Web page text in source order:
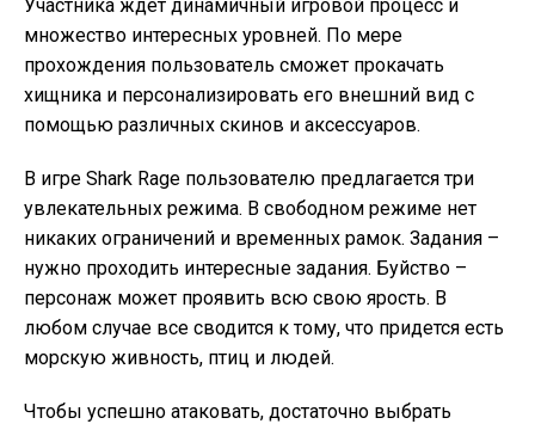
Участника ждет динамичный игровой процесс и
множество интересных уровней. По мере
прохождения пользователь сможет прокачать
хищника и персонализировать его внешний вид с
помощью различных скинов и аксессуаров.
В игре Shark Rage пользователю предлагается три
увлекательных режима. В свободном режиме нет
никаких ограничений и временных рамок. Задания –
нужно проходить интересные задания. Буйство –
персонаж может проявить всю свою ярость. В
любом случае все сводится к тому, что придется есть
морскую живность, птиц и людей.
Чтобы успешно атаковать, достаточно выбрать